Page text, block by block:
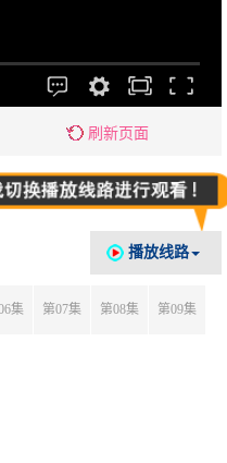
刷新页面
播放线路
集 第07集 第08集 第09集